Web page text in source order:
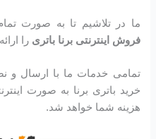
ما در تلاشیم تا به صورت
فروش اینترنتی برنا باتری را
تمامی خدمات ما با ارسال و
خرید باتری برنا به صورت
هزینه شما خواهد شد.